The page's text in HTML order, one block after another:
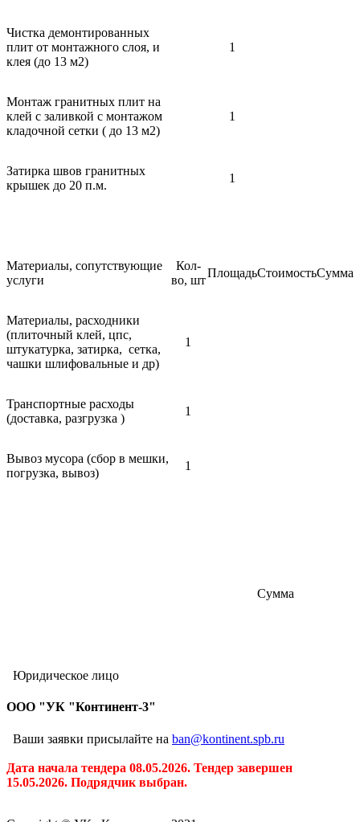
Чистка демонтированных
плит от монтажного слоя, и
клея (до 13 м2)
1
Монтаж гранитных плит на
клей с заливкой с монтажом
кладочной сетки ( до 13 м2)
1
Затирка швов гранитных
крышек до 20 п.м.
1
Материалы, сопутствующие
услуги
Кол-
во, шт
ПлощадьСтоимостьСумма
Материалы, расходники
(плиточный клей, цпс,
штукатурка, затирка, сетка,
чашки шлифовальные и др)
1
Транспортные расходы
(доставка, разгрузка )
1
Вывоз мусора (сбор в мешки,
погрузка, вывоз)
1
Сумма
Юридическое лицо
ООО "УК "Континент-3"
Ваши заявки присылайте на ban@kontinent.spb.ru
Дата начала тендера 08.05.2026. Тендер завершен
15.05.2026. Подрядчик выбран.